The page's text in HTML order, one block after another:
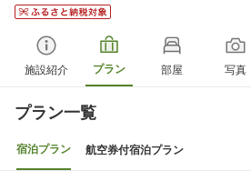
施設紹介 プラン 部屋 写真
プラン一覧
宿泊プラン 航空券付宿泊プラン